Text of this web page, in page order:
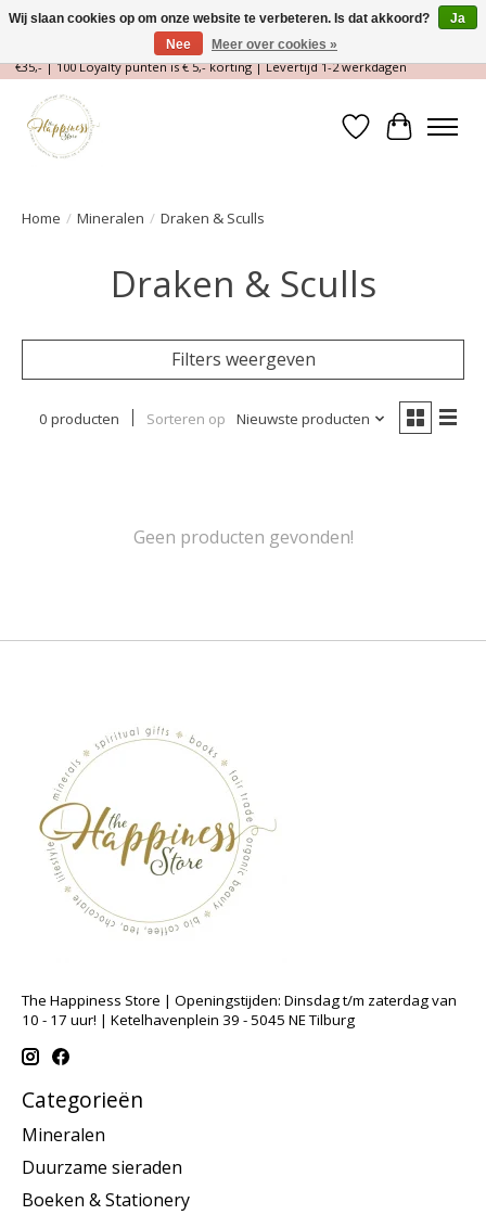
Magische Conceptstore, Edelstenen & Spirituele winkel | Gratis verzending >
€35,- | 100 Loyalty punten is € 5,- korting | Levertijd 1-2 werkdagen
Verlanglijst
Home / Mineralen / Draken & Sculls
Draken & Sculls
Filters weergeven
0 producten Sorteren op Nieuwste producten
Geen producten gevonden!
The Happiness Store | Openingstijden: Dinsdag t/m zaterdag van
10 - 17 uur! | Ketelhavenplein 39 - 5045 NE Tilburg
Categorieën
Mineralen
Duurzame sieraden
Boeken & Stationery
Wij slaan cookies op om onze website te verbeteren. Is dat akkoord?
Ja
Nee
Meer over cookies »